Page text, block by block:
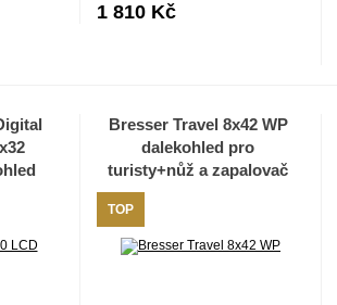
1 810 Kč
Bresser Travel 8x42 WP
dalekohled pro
turisty+nůž a zapalovač
TOP